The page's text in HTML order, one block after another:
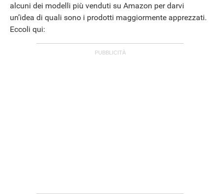
alcuni dei modelli più venduti su Amazon per darvi
un’idea di quali sono i prodotti maggiormente apprezzati.
Eccoli qui: